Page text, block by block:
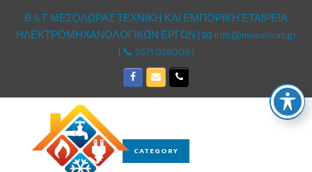
Β & Γ ΜΕΣΟΛΩΡΑΣ ΤΕΧΝΙΚΗ ΚΑΙ ΕΜΠΟΡΙΚΗ ΕΤΑΙΡΕΙΑ
ΗΛΕΚΤΡΟΜΗΧΑΝΟΛΟΓΙΚΩΝ ΕΡΓΩΝ | 📧 info@mesoloras.gr
| 📞 2671 028009 |
Facebook EmailPhone
CATEGORY